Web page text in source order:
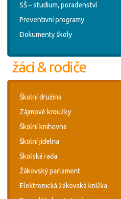
SŠ – studium, poradenství
Preventivní programy
Dokumenty školy
žáci & rodiče
Školní družina
Zájmové kroužky
Školní knihovna
Školní jídelna
Školská rada
Žákovský parlament
Elektronická žákovská knížka